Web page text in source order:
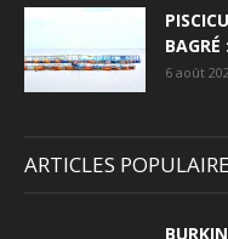
6 août
ARTICLES